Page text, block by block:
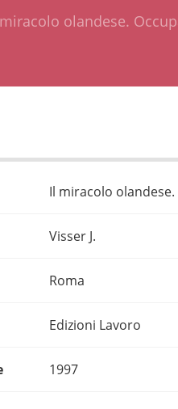
olandese.
Il miracolo
Visser J.
Roma
Edizioni Lavoro
1997